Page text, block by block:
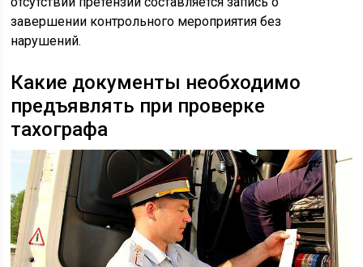
завершении контрольного мероприятия без
нарушений.
Какие документы необходимо
предъявлять при проверке
тахографа